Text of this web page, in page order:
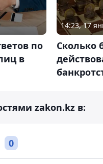
по
в
14:23, 17
Сколько
zakon.kz в:
0